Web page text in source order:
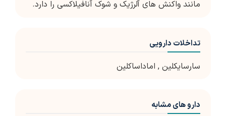
مانند واکنش های آلرژیک و شوک آنافیلاکسی را دارد.
تداخلات دارویی
سارسایکلین , اماداساکلین
دارو های مشابه